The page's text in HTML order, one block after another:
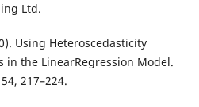
Ltd.
Using Heteroscedasticity
in the LinearRegression Model.
217–224.